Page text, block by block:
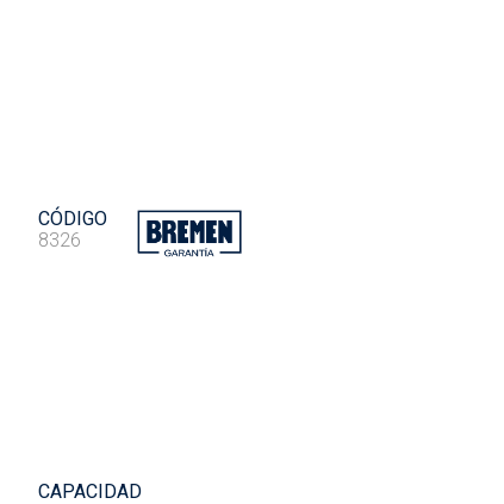
CÓDIGO
8326
CAPACIDAD